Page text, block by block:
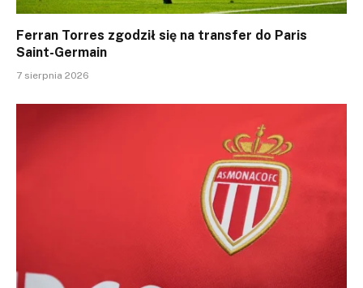
Ferran Torres zgodził się na transfer do Paris
Saint-Germain
7 sierpnia 2026